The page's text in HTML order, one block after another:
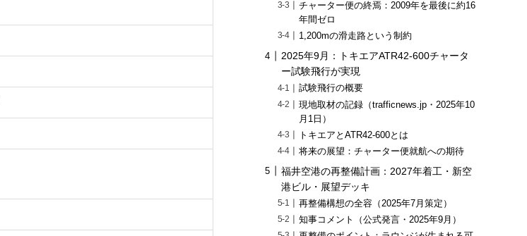
チャーター便の終焉：2009年を最後に約16
年間ゼロ
1,200mの滑走路という制約
2025年9月：トキエアATR42-600チャータ
ー試験飛行が実現
試験飛行の概要
現地取材の記録（trafficnews.jp・2025年10
月1日）
トキエアとATR42-600とは
将来の展望：チャーター便就航への期待
福井空港の再整備計画：2027年着工・新空
港ビル・展望デッキ
再整備構想の全容（2025年7月策定）
知事コメント（公式発言・2025年9月）